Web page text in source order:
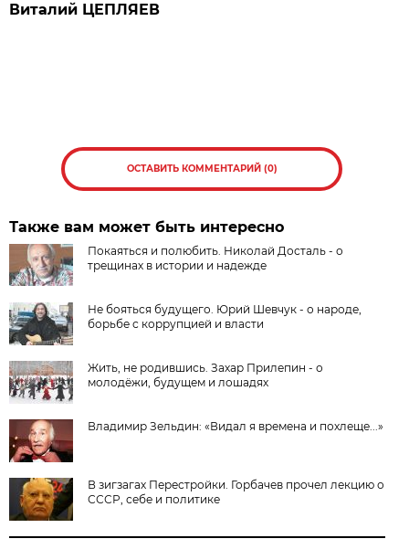
Виталий ЦЕПЛЯЕВ
ОСТАВИТЬ КОММЕНТАРИЙ (0)
Также вам может быть интересно
Покаяться и полюбить. Николай Досталь - о
трещинах в истории и надежде
Не бояться будущего. Юрий Шевчук - о народе,
борьбе с коррупцией и власти
Жить, не родившись. Захар Прилепин - о
молодёжи, будущем и лошадях
Владимир Зельдин: «Видал я времена и похлеще...»
В зигзагах Перестройки. Горбачев прочел лекцию о
СССР, себе и политике